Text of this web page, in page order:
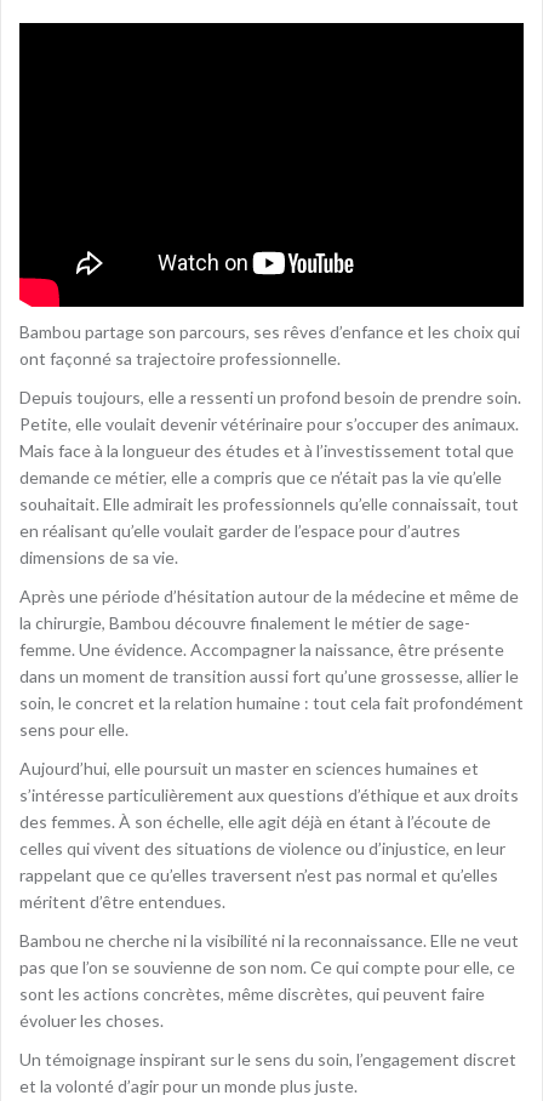
Bambou partage son parcours, ses rêves d’enfance et les choix qui
ont façonné sa trajectoire professionnelle.
Depuis toujours, elle a ressenti un profond besoin de prendre soin.
Petite, elle voulait devenir vétérinaire pour s’occuper des animaux.
Mais face à la longueur des études et à l’investissement total que
demande ce métier, elle a compris que ce n’était pas la vie qu’elle
souhaitait. Elle admirait les professionnels qu’elle connaissait, tout
en réalisant qu’elle voulait garder de l’espace pour d’autres
dimensions de sa vie.
Après une période d’hésitation autour de la médecine et même de
la chirurgie, Bambou découvre finalement le métier de sage-
femme. Une évidence. Accompagner la naissance, être présente
dans un moment de transition aussi fort qu’une grossesse, allier le
soin, le concret et la relation humaine : tout cela fait profondément
sens pour elle.
Aujourd’hui, elle poursuit un master en sciences humaines et
s’intéresse particulièrement aux questions d’éthique et aux droits
des femmes. À son échelle, elle agit déjà en étant à l’écoute de
celles qui vivent des situations de violence ou d’injustice, en leur
rappelant que ce qu’elles traversent n’est pas normal et qu’elles
méritent d’être entendues.
Bambou ne cherche ni la visibilité ni la reconnaissance. Elle ne veut
pas que l’on se souvienne de son nom. Ce qui compte pour elle, ce
sont les actions concrètes, même discrètes, qui peuvent faire
évoluer les choses.
Un témoignage inspirant sur le sens du soin, l’engagement discret
et la volonté d’agir pour un monde plus juste.